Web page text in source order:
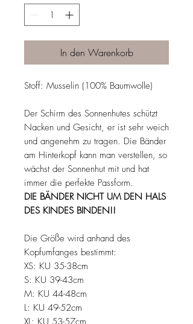
In den Warenkorb
Stoff: Musselin (100% Baumwolle)
Der Schirm des Sonnenhutes schützt
Nacken und Gesicht, er ist sehr weich
und angenehm zu tragen. Die Bänder
am Hinterkopf kann man verstellen, so
wächst der Sonnenhut mit und hat
immer die perfekte Passform.
DIE BÄNDER NICHT UM DEN HALS
DES KINDES BINDEN!!
Die Größe wird anhand des
Kopfumfanges bestimmt:
XS: KU 35-38cm
S: KU 39-43cm
M: KU 44-48cm
L: KU 49-52cm